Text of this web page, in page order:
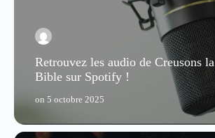
Retrouvez les audio de Creusons la
Bible sur Spotify !
on 5 octobre 2025